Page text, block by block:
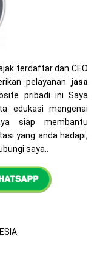
terdaftar dan CEO
pelayanan jasa
pribadi ini Saya
edukasi mengenai
siap membantu
yang anda hadapi,
saya..